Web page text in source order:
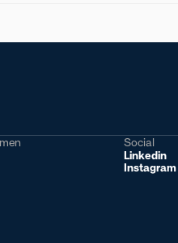
Social
Linkedin
Instagram